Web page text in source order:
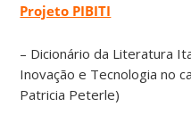
Projeto PIBITI
– Dicionário da Literatura
Inovação e Tecnologia no
Patricia Peterle)